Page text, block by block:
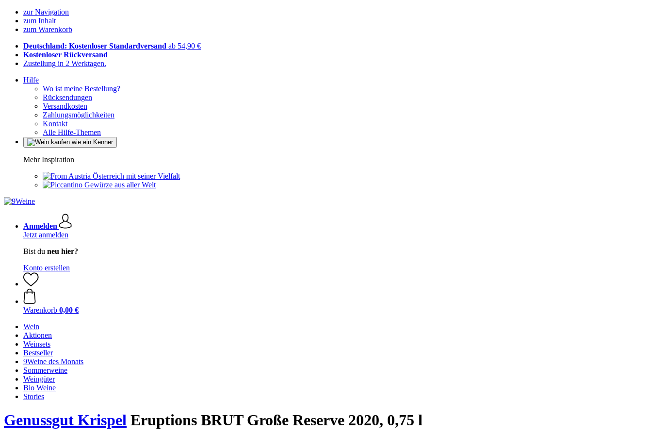
zur Navigation
zum Inhalt
zum Warenkorb
Deutschland: Kostenloser Standardversand ab 54,90 €
Kostenloser Rückversand
Zustellung in 2 Werktagen.
Hilfe
Wo ist meine Bestellung?
Rücksendungen
Versandkosten
Zahlungsmöglichkeiten
Kontakt
Alle Hilfe-Themen
Mehr Inspiration
Österreich mit seiner Vielfalt
Gewürze aus aller Welt
Anmelden
Jetzt anmelden
Bist du neu hier?
Konto erstellen
Warenkorb 0,00 €
Wein
Aktionen
Weinsets
Bestseller
9Weine des Monats
Sommerweine
Weingüter
Bio Weine
Stories
Genussgut Krispel Eruptions BRUT Große Reserve 2020, 0,75 l